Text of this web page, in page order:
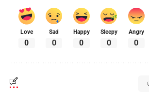
Love
0
Sad
0
Happy
0
Sleepy
0
Angry
0